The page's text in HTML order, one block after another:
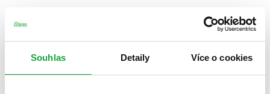
Souhlas Detaily Více o cookies